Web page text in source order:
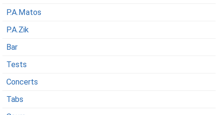
P.A.Matos
P.A.Zik
Bar
Tests
Concerts
Tabs